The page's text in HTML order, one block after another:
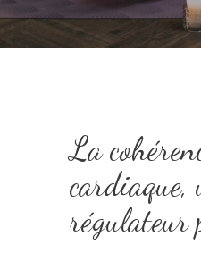
La
cardiaque,
régulateur